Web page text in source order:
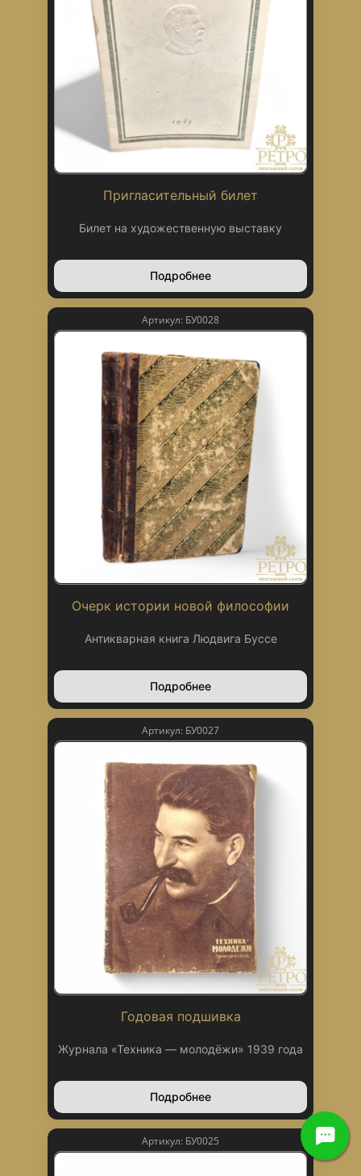
Пригласительный билет
Билет на художественную выставку
Подробнее
Артикул: БУ0028
Очерк истории новой философии
Антикварная книга Людвига Буссе
Подробнее
Артикул: БУ0027
Годовая подшивка
Журнала «Техника — молодёжи» 1939 года
Подробнее
Артикул: БУ0025